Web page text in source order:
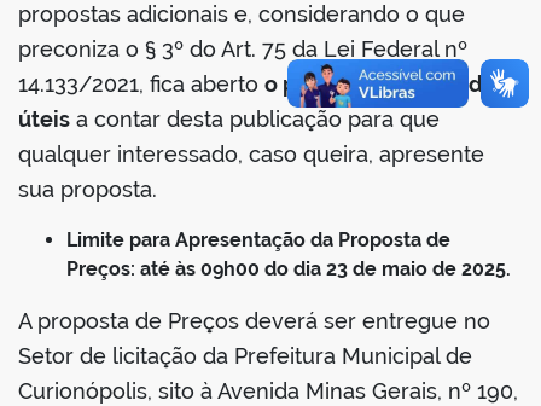
propostas adicionais e, considerando o que
preconiza o § 3º do Art. 75 da Lei Federal nº
14.133/2021, fica aberto o prazo de 03 (três) dias
úteis a contar desta publicação para que
qualquer interessado, caso queira, apresente
sua proposta.
Limite para Apresentação da Proposta de
Preços: até às 09h00 do dia 23 de maio de 2025.
A proposta de Preços deverá ser entregue no
Setor de licitação da Prefeitura Municipal de
Curionópolis, sito à Avenida Minas Gerais, nº 190,